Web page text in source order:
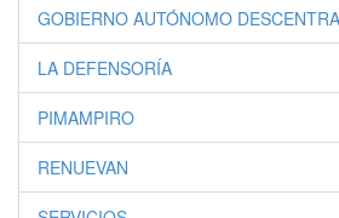
GOBIERNO AUTÓNOMO
LA DEFENSORÍA
PIMAMPIRO
RENUEVAN